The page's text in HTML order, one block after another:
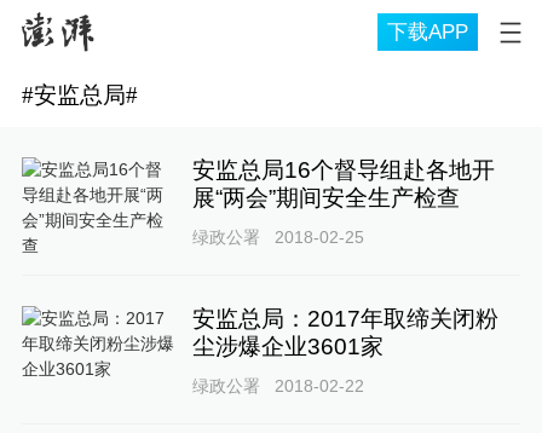
下载APP
#安监总局#
安监总局16个督导组赴各地开
展“两会”期间安全生产检查
绿政公署 2018-02-25
安监总局：2017年取缔关闭粉
尘涉爆企业3601家
绿政公署 2018-02-22